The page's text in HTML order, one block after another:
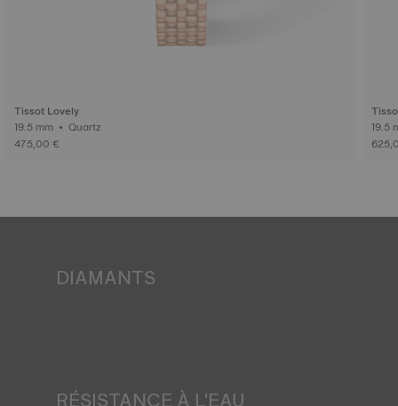
Tissot Lovely
19.5 mm • Quartz
475,00 €
DIAMANTS